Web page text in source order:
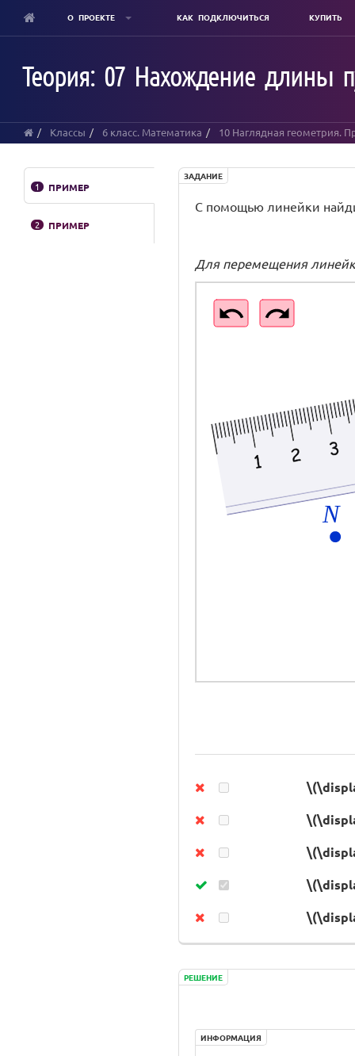
content
О ПРОЕКТЕ КАК ПОДКЛЮЧИТЬСЯ КУПИТЬ
Теория: 07 Нахождение длины
Классы 6 класс. Математика 10 Наглядная геометрия.
1 ПРИМЕР
2 ПРИМЕР
ЗАДАНИЕ
С помощью линейки
Для перемещения
Отрезок
Отрезок
Отрезок
ЛПоЧасовой
ЛПротивЧасовой
рисунок1
РЕШЕНИЕ
ИНФОРМАЦИЯ